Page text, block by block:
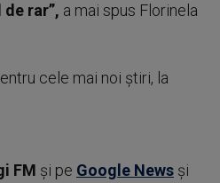
rar”, a mai spus Florinela
cele mai noi știri, la
FM şi pe Google News şi